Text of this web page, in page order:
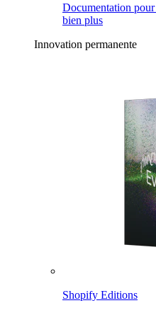
Documentation
bien plus
Innovation permanente
Shopify Editions